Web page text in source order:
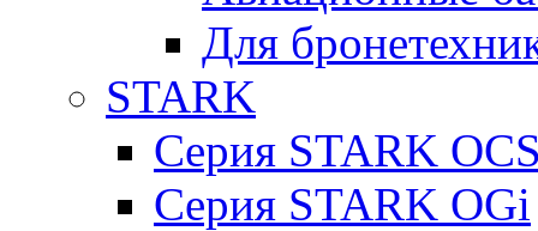
Для
STARK
Серия STARK
Серия STARK OGi